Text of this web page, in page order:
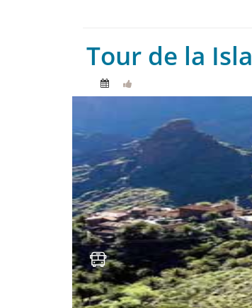
Tour de la Isla